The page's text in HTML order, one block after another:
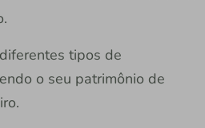
tipos de
o seu patrimônio de